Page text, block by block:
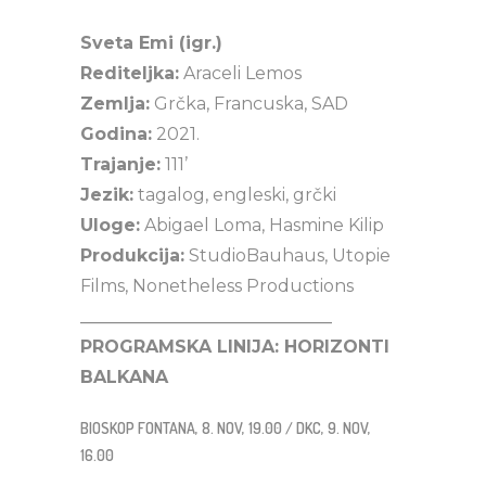
Sveta Emi (igr.)
Rediteljka: Araceli Lemos
Zemlja: Grčka, Francuska, SAD
Godina: 2021.
Trajanje: 111’
Jezik: tagalog, engleski, grčki
Uloge: Abigael Loma, Hasmine Kilip
Produkcija: StudioBauhaus, Utopie
Films, Nonetheless Productions
PROGRAMSKA LINIJA: HORIZONTI
BALKANA
BIOSKOP FONTANA, 8. NOV, 19.00 / DKC, 9. NOV,
16.00